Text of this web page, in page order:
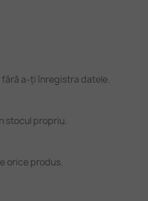
fără a-ți înregistra datele.
stocul propriu.
orice produs.